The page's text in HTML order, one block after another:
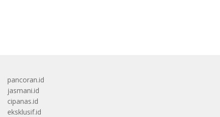
pancoran.id
jasmani.id
cipanas.id
eksklusif.id